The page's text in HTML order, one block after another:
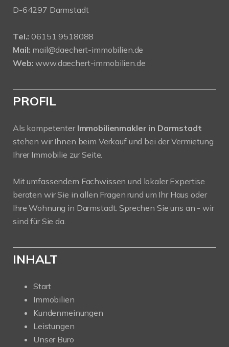
D-64297 Darmstadt
Tel.: 06151 9518088
Mail: mail@daechert-immobilien.de
Web: www.daechert-immobilien.de
PROFIL
Als kompetenter Immobilienmakler in Darmstadt
stehen wir Ihnen beim Verkauf und bei der Vermietung
Ihrer Immobilie zur Seite.
Mit umfassendem Fachwissen und lokaler Expertise
beraten wir Sie in allen Fragen rund um Ihr Haus oder
Ihre Wohnung in Darmstadt. Sprechen Sie uns an - wir
sind für Sie da.
INHALT
Start
Immobilien
Kundenmeinungen
Leistungen
Unser Büro